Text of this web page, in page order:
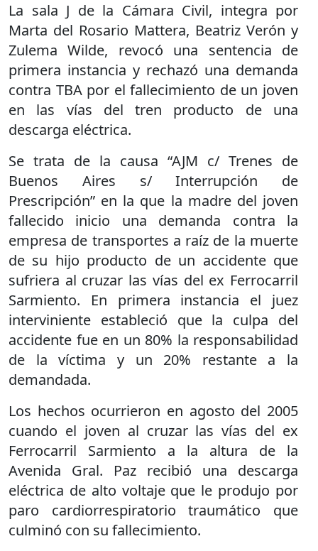
La sala J de la Cámara Civil, integra por
Marta del Rosario Mattera, Beatriz Verón y
Zulema Wilde, revocó una sentencia de
primera instancia y rechazó una demanda
contra TBA por el fallecimiento de un joven
en las vías del tren producto de una
descarga eléctrica.
Se trata de la causa “AJM c/ Trenes de
Buenos Aires s/ Interrupción de
Prescripción” en la que la madre del joven
fallecido inicio una demanda contra la
empresa de transportes a raíz de la muerte
de su hijo producto de un accidente que
sufriera al cruzar las vías del ex Ferrocarril
Sarmiento. En primera instancia el juez
interviniente estableció que la culpa del
accidente fue en un 80% la responsabilidad
de la víctima y un 20% restante a la
demandada.
Los hechos ocurrieron en agosto del 2005
cuando el joven al cruzar las vías del ex
Ferrocarril Sarmiento a la altura de la
Avenida Gral. Paz recibió una descarga
eléctrica de alto voltaje que le produjo por
paro cardiorrespiratorio traumático que
culminó con su fallecimiento.